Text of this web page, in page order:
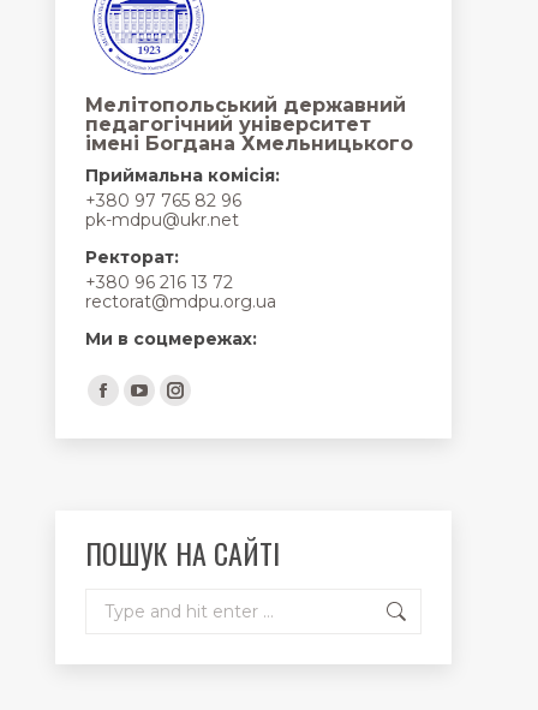
Мелітопольський державний
педагогічний університет
імені Богдана Хмельницького
Приймальна комісія:
+380 97 765 82 96
pk-mdpu@ukr.net
Ректорат:
+380 96 216 13 72
rectorat@mdpu.org.ua
Ми в соцмережах:
Find us on:
Facebook
page
window
YouTube
page
window
Instagram
page
window
ПОШУК НА САЙТІ